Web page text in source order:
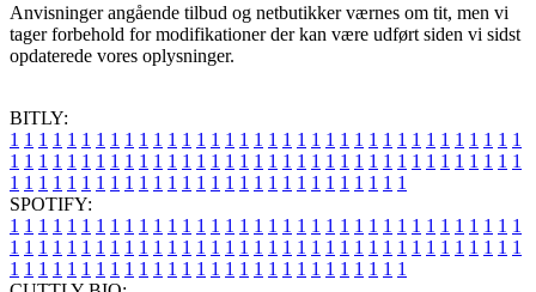
Anvisninger angående tilbud og netbutikker værnes om tit, men vi
tager forbehold for modifikationer der kan være udført siden vi sidst
opdaterede vores oplysninger.
BITLY:
1 1 1 1 1 1 1 1 1 1 1 1 1 1 1 1 1 1 1 1 1 1 1 1 1 1 1 1 1 1 1 1 1 1 1 1
1 1 1 1 1 1 1 1 1 1 1 1 1 1 1 1 1 1 1 1 1 1 1 1 1 1 1 1 1 1 1 1 1 1 1 1
1 1 1 1 1 1 1 1 1 1 1 1 1 1 1 1 1 1 1 1 1 1 1 1 1 1 1 1
SPOTIFY:
1 1 1 1 1 1 1 1 1 1 1 1 1 1 1 1 1 1 1 1 1 1 1 1 1 1 1 1 1 1 1 1 1 1 1 1
1 1 1 1 1 1 1 1 1 1 1 1 1 1 1 1 1 1 1 1 1 1 1 1 1 1 1 1 1 1 1 1 1 1 1 1
1 1 1 1 1 1 1 1 1 1 1 1 1 1 1 1 1 1 1 1 1 1 1 1 1 1 1 1